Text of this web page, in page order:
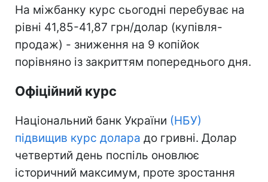
На міжбанку курс сьогодні перебуває на
рівні 41,85-41,87 грн/долар (купівля-
продаж) - зниження на 9 копійок
порівняно із закриттям попереднього дня.
Офіційний курс
Національний банк України (НБУ)
підвищив курс долара до гривні. Долар
четвертий день поспіль оновлює
історичний максимум, проте зростання